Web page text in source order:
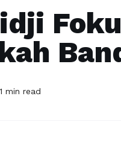
1 min read